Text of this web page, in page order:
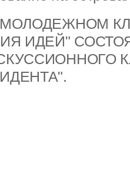
МОЛОДЕЖНОМ
ИДЕЙ"